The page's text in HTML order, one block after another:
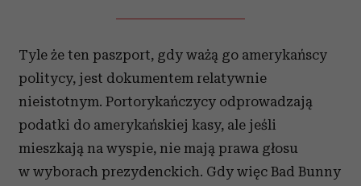
Tyle że ten paszport, gdy ważą go amerykańscy
politycy, jest dokumentem relatywnie
nieistotnym. Portorykańczycy odprowadzają
podatki do amerykańskiej kasy, ale jeśli
mieszkają na wyspie, nie mają prawa głosu
w wyborach prezydenckich. Gdy więc Bad Bunny